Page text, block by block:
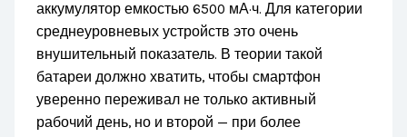
аккумулятор емкостью 6500 мА·ч. Для категории
среднеуровневых устройств это очень
внушительный показатель. В теории такой
батареи должно хватить, чтобы смартфон
уверенно переживал не только активный
рабочий день, но и второй — при более